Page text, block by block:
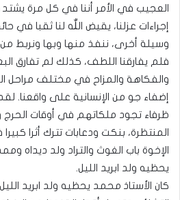
العجيب في الأمر أننا في كل مرة يشتد
إجراءات عزلنا، يقيض اللّٰه لنا ثقبا في
وسيلة أخرى، ننفذ منها وبها ونربط من
فلم يفارقنا اللطف، كذلك لم تفارق
والفكاهة والمزاح في مختلف مراحل
إضفاء جو من الإنسانية على واقعنا.
ظرفاء تجود ملكاتهم في أوقات
المنتظرة، بنكت ودعابات تترك أثرا
الإخوة باب الغوث والتراد ولد ديداه
يحظيه ولد ابريد الليل.
كان الأستاذ محمد يحظيه ولد ابريد